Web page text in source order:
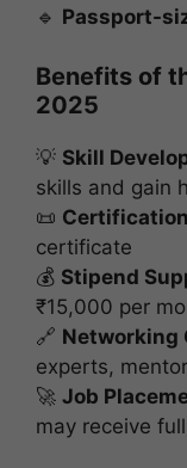
🔹 Passport-
Benefits of
2025
💡 Skill
skills and gain
📜
certificate
💰 Stipend
₹15,000 per
🔗 Networking
experts,
🚀 Job
may receive